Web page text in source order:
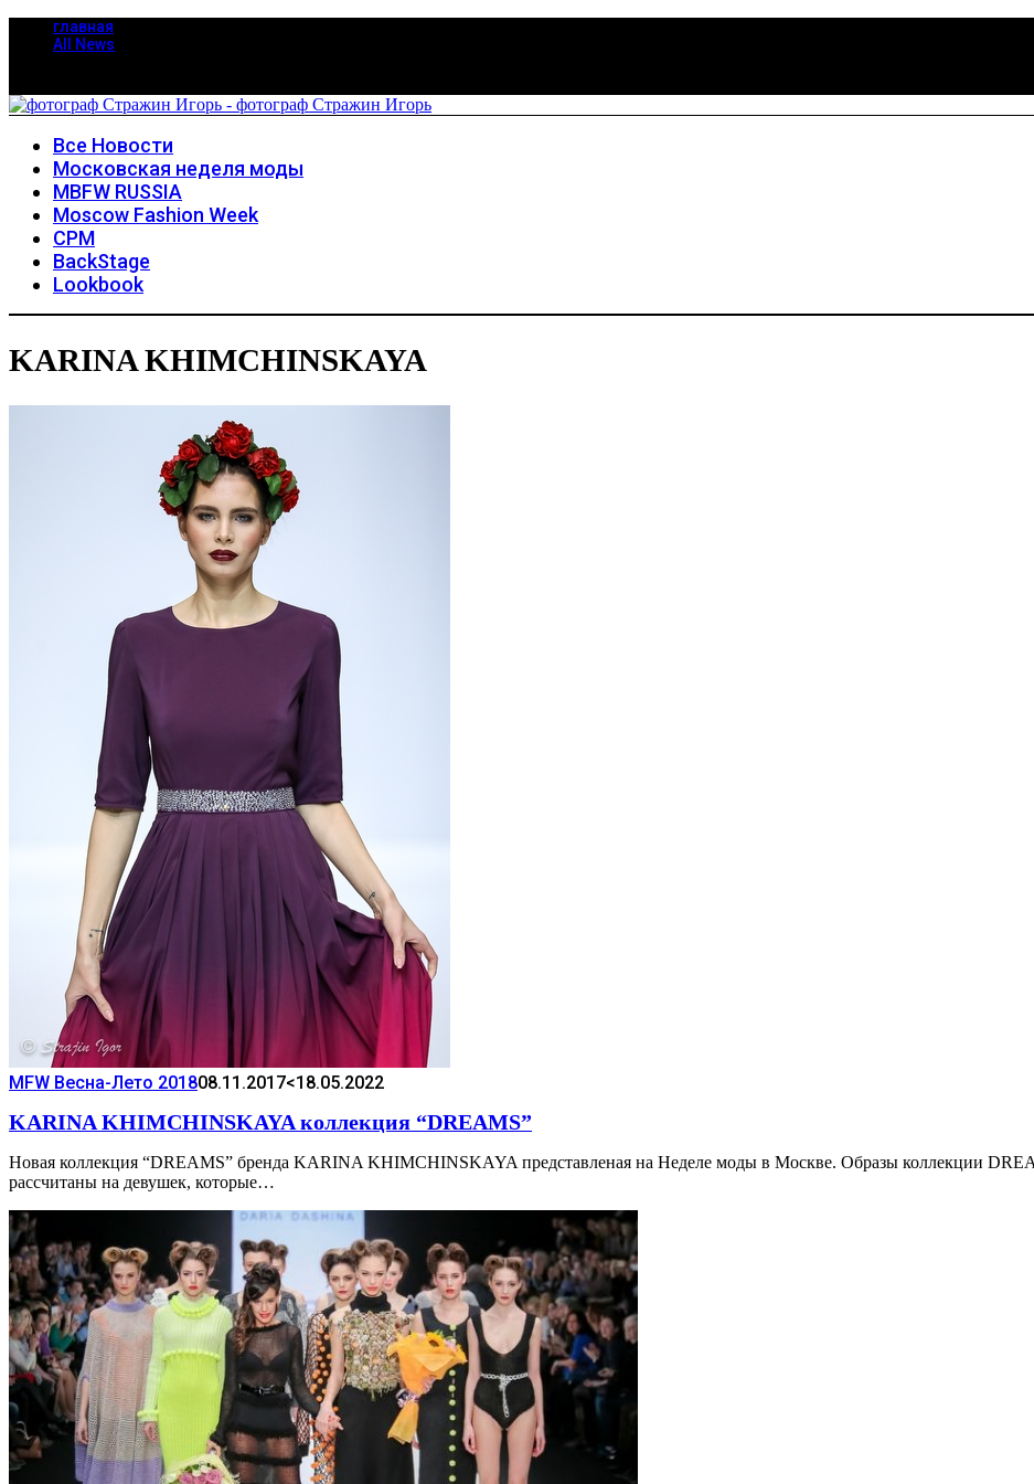
главная
All News
Все Новости
Московская неделя моды
MBFW RUSSIA
Moscow Fashion Week
CPM
BackStage
Lookbook
KARINA KHIMCHINSKAYA
MFW Весна-Лето 201808.11.2017<18.05.2022
KARINA KHIMCHINSKAYA коллекция “DREAMS”
Новая коллекция “DREAMS” бренда KARINA KHIMCHINSKAYA представленая на Неделе моды в Москве. Образы коллекции
рассчитаны на девушек, которые…